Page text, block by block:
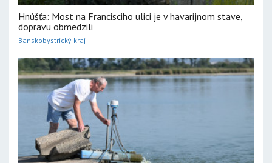
Hnúšťa: Most na Francisciho ulici je v havarijnom stave,
dopravu obmedzili
Banskobystrický kraj